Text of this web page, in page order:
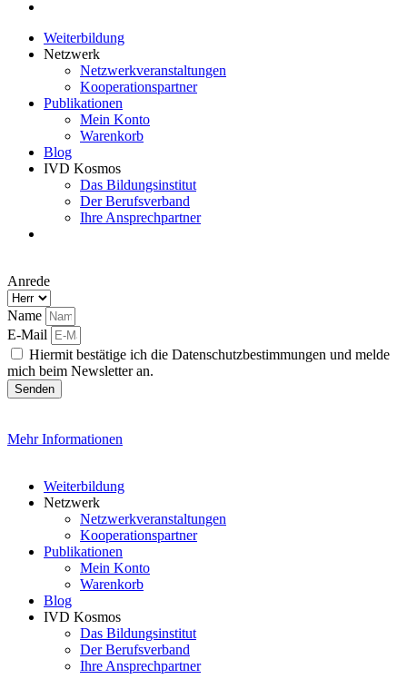
Weiterbildung
Netzwerk
Netzwerkveranstaltungen
Kooperationspartner
Publikationen
Mein Konto
Warenkorb
Blog
IVD Kosmos
Das Bildungsinstitut
Der Berufsverband
Ihre Ansprechpartner
Anrede
Name
E-Mail
Hiermit bestätige ich die Datenschutzbestimmungen und melde
mich beim Newsletter an.
Senden
Mehr Informationen
Weiterbildung
Netzwerk
Netzwerkveranstaltungen
Kooperationspartner
Publikationen
Mein Konto
Warenkorb
Blog
IVD Kosmos
Das Bildungsinstitut
Der Berufsverband
Ihre Ansprechpartner